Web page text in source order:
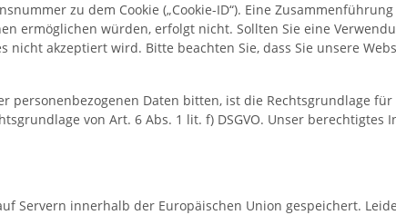
zu dem Cookie („Cookie-ID“). Eine
ermöglichen würden, erfolgt nicht. Sollten Sie eine
nicht akzeptiert wird. Bitte beachten Sie, dass Sie unsere
Daten bitten, ist die Rechtsgrundlage
von Art. 6 Abs. 1 lit. f) DSGVO. Unser
Servern innerhalb der Europäischen Union gespeichert.